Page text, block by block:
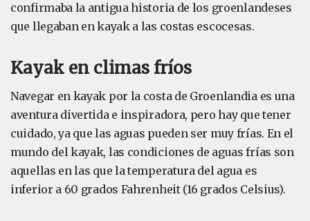
confirmaba la antigua historia de los groenlandeses
que llegaban en kayak a las costas escocesas.
Kayak en climas fríos
Navegar en kayak por la costa de Groenlandia es una
aventura divertida e inspiradora, pero hay que tener
cuidado, ya que las aguas pueden ser muy frías. En el
mundo del kayak, las condiciones de aguas frías son
aquellas en las que la temperatura del agua es
inferior a 60 grados Fahrenheit (16 grados Celsius).